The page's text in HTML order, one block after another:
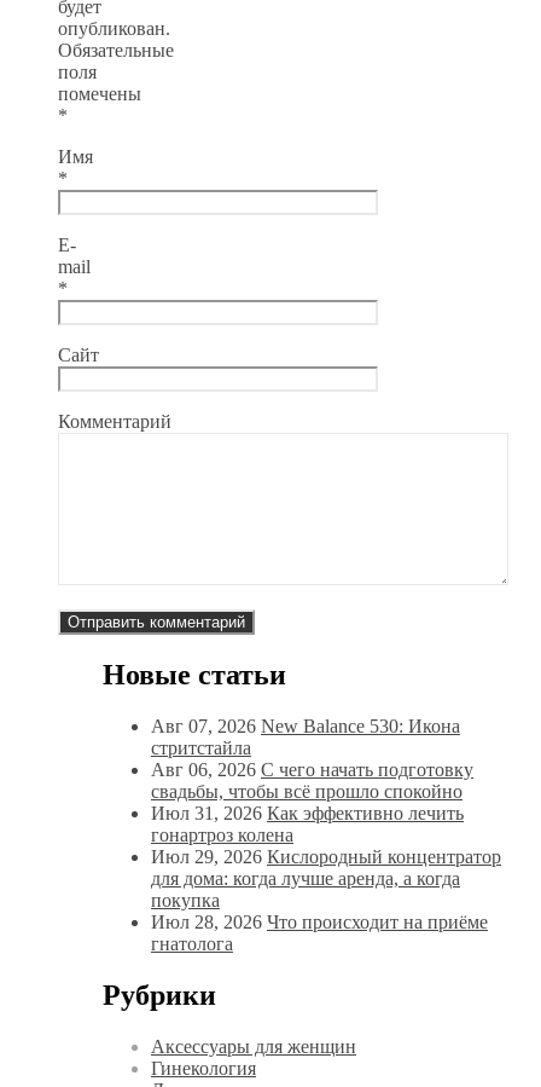
будет
опубликован.
Обязательные
поля
помечены
*
Имя
*
E-
mail
*
Сайт
Комментарий
Новые статьи
Авг 07, 2026 New Balance 530: Икона
стритстайла
Авг 06, 2026 С чего начать подготовку
свадьбы, чтобы всё прошло спокойно
Июл 31, 2026 Как эффективно лечить
гонартроз колена
Июл 29, 2026 Кислородный концентратор
для дома: когда лучше аренда, а когда
покупка
Июл 28, 2026 Что происходит на приёме
гнатолога
Рубрики
Аксессуары для женщин
Гинекология